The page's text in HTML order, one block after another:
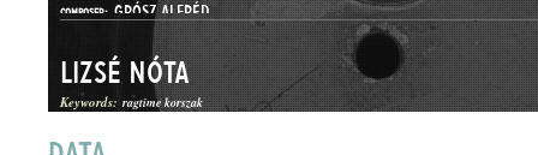
COMPOSER: GRÓSZ ALFRÉD
Lizsé nóta
Keywords: ragtime korszak